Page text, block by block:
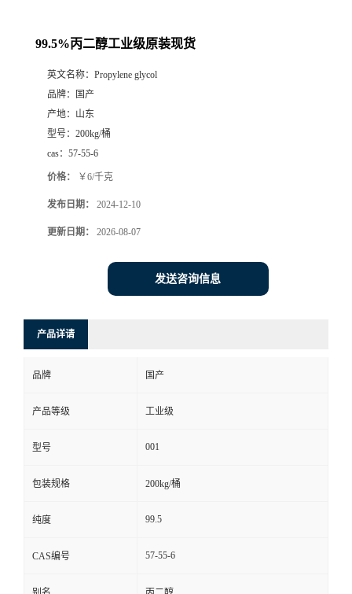
99.5%丙二醇工业级原装现货
英文名称： Propylene glycol
品牌：
国产
产地： 山东
型号： 200kg/桶
cas： 57-55-6
价格： ￥6/千克
发布日期： 2024-12-10
更新日期： 2026-08-07
发送咨询信息
产品详请
品牌 国产
产品等级 工业级
型号 001
包装规格 200kg/桶
纯度 99.5
CAS编号 57-55-6